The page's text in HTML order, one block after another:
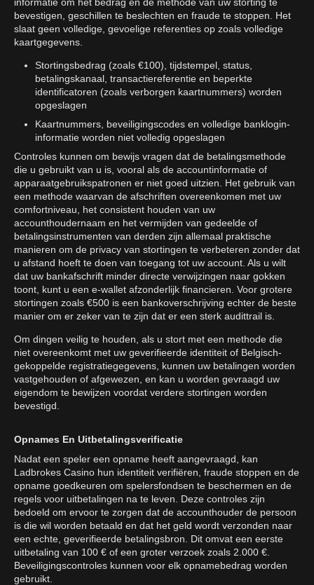
bevestigen, geschillen te beslechten en fraude te stoppen. Het
slaat geen volledige, gevoelige referenties op zoals volledige
kaartgegevens.
Stortingsbedrag (zoals €100), tijdstempel, status,
betalingskanaal, transactiereferentie en beperkte
identificatoren (zoals verborgen kaartnummers) worden
opgeslagen
Kaartnummers, beveiligingscodes en volledige banklogin-
informatie worden niet volledig opgeslagen
Controles kunnen om bewijs vragen dat de betalingsmethode
die u gebruikt van u is, vooral als de accountinformatie of
apparaatgebruikspatronen er niet goed uitzien. Het gebruik van
een methode waarvan de afschriften overeenkomen met uw
comfortniveau, het consistent houden van uw
accounthoudernaam en het vermijden van gedeelde of
betalingsinstrumenten van derden zijn allemaal praktische
manieren om de privacy van stortingen te verbeteren zonder dat
u afstand hoeft te doen van toegang tot uw account. Als u wilt
dat uw bankafschrift minder directe verwijzingen naar gokken
toont, kunt u een e-wallet afzonderlijk financieren. Voor grotere
stortingen zoals €500 is een bankoverschrijving echter de beste
manier om er zeker van te zijn dat er een sterk audittrail is.
Om dingen veilig te houden, als u stort met een methode die
niet overeenkomt met uw geverifieerde identiteit of Belgisch-
gekoppelde registratiegegevens, kunnen uw betalingen worden
vastgehouden of afgewezen, en kan u worden gevraagd uw
eigendom te bewijzen voordat verdere stortingen worden
bevestigd.
Opnames En Uitbetalingsverificatie
Nadat een speler een opname heeft aangevraagd, kan
Ladbrokes Casino hun identiteit verifiëren, fraude stoppen en de
opname goedkeuren om spelersfondsen te beschermen en de
regels voor uitbetalingen na te leven. Deze controles zijn
bedoeld om ervoor te zorgen dat de accounthouder de persoon
is die wil worden betaald en dat het geld wordt verzonden naar
een echte, geverifieerde betalingsbron. Dit omvat een eerste
uitbetaling van 100 € of een groter verzoek zoals 2.000 €.
Beveiligingscontroles kunnen voor elk opnamebedrag worden
gebruikt.